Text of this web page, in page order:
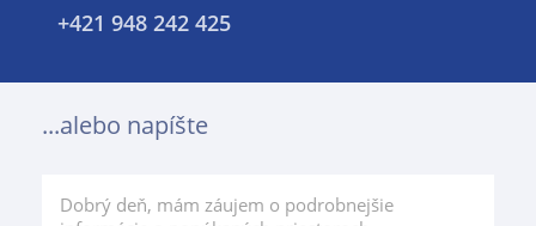
+421 948 242 425
...alebo napíšte